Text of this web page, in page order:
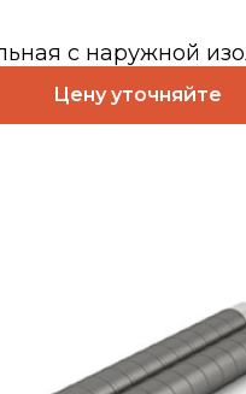
с наружной
Цену уточняйте